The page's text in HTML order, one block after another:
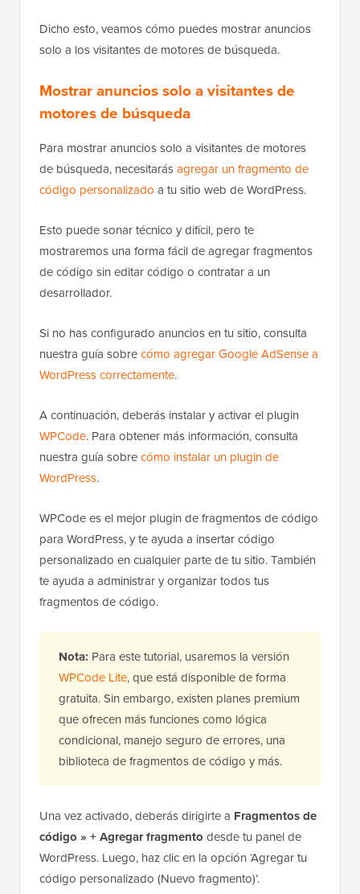
Dicho esto, veamos cómo puedes mostrar anuncios
solo a los visitantes de motores de búsqueda.
Mostrar anuncios solo a visitantes de
motores de búsqueda
Para mostrar anuncios solo a visitantes de motores
de búsqueda, necesitarásagregar un fragmento de
código personalizado a tu sitio web de WordPress.
Esto puede sonar técnico y difícil, pero te
mostraremos una forma fácil de agregar fragmentos
de código sin editar código o contratar a un
desarrollador.
Si no has configurado anuncios en tu sitio, consulta
nuestra guía sobrecómo agregar Google AdSense a
WordPress correctamente.
A continuación, deberás instalar y activar el plugin
WPCode. Para obtener más información, consulta
nuestra guía sobrecómo instalar un plugin de
WordPress.
WPCode es el mejor plugin de fragmentos de código
para WordPress, y te ayuda a insertar código
personalizado en cualquier parte de tu sitio. También
te ayuda a administrar y organizar todos tus
fragmentos de código.
Nota: Para este tutorial, usaremos la versión
WPCode Lite, que está disponible de forma
gratuita. Sin embargo, existen planes premium
que ofrecen más funciones como lógica
condicional, manejo seguro de errores, una
biblioteca de fragmentos de código y más.
Una vez activado, deberás dirigirte a Fragmentos de
código » + Agregar fragmento desde tu panel de
WordPress. Luego, haz clic en la opción ‘Agregar tu
código personalizado (Nuevo fragmento)’.